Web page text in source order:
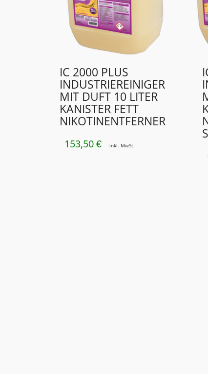
IC 2000 PLUS
INDUSTRIEREINIGER
MIT DUFT 10 LITER
KANISTER FETT
NIKOTINENTFERNER
153,50 € inkl. MwSt.